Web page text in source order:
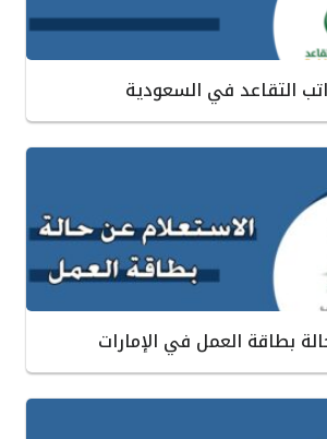
التقاعد في السعودية
بطاقة العمل في الإمارات